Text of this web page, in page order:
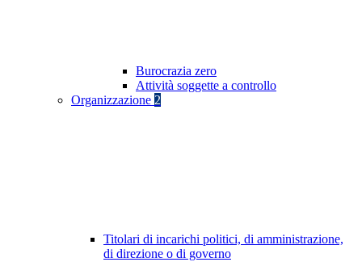
Burocrazia zero
Attività soggette a controllo
Organizzazione 2
Titolari di incarichi politici, di amministrazione,
di direzione o di governo